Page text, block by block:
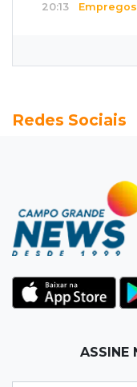
20:13 Empregos
Vigia é
Bragança
Corinthians
para 7º no
Athletico vence
lugar no
Redes Sociais
ASSINE